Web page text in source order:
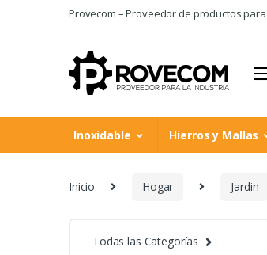
to
to
Provecom – Proveedor de productos
Inoxidable Hierros y Mallas
Inicio Hogar Jardin
Todas las Categorías